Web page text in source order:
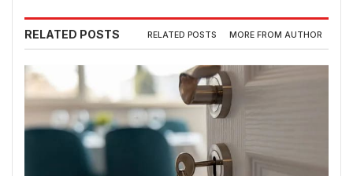
RELATED POSTS RELATED POSTS MORE FROM AUTHOR